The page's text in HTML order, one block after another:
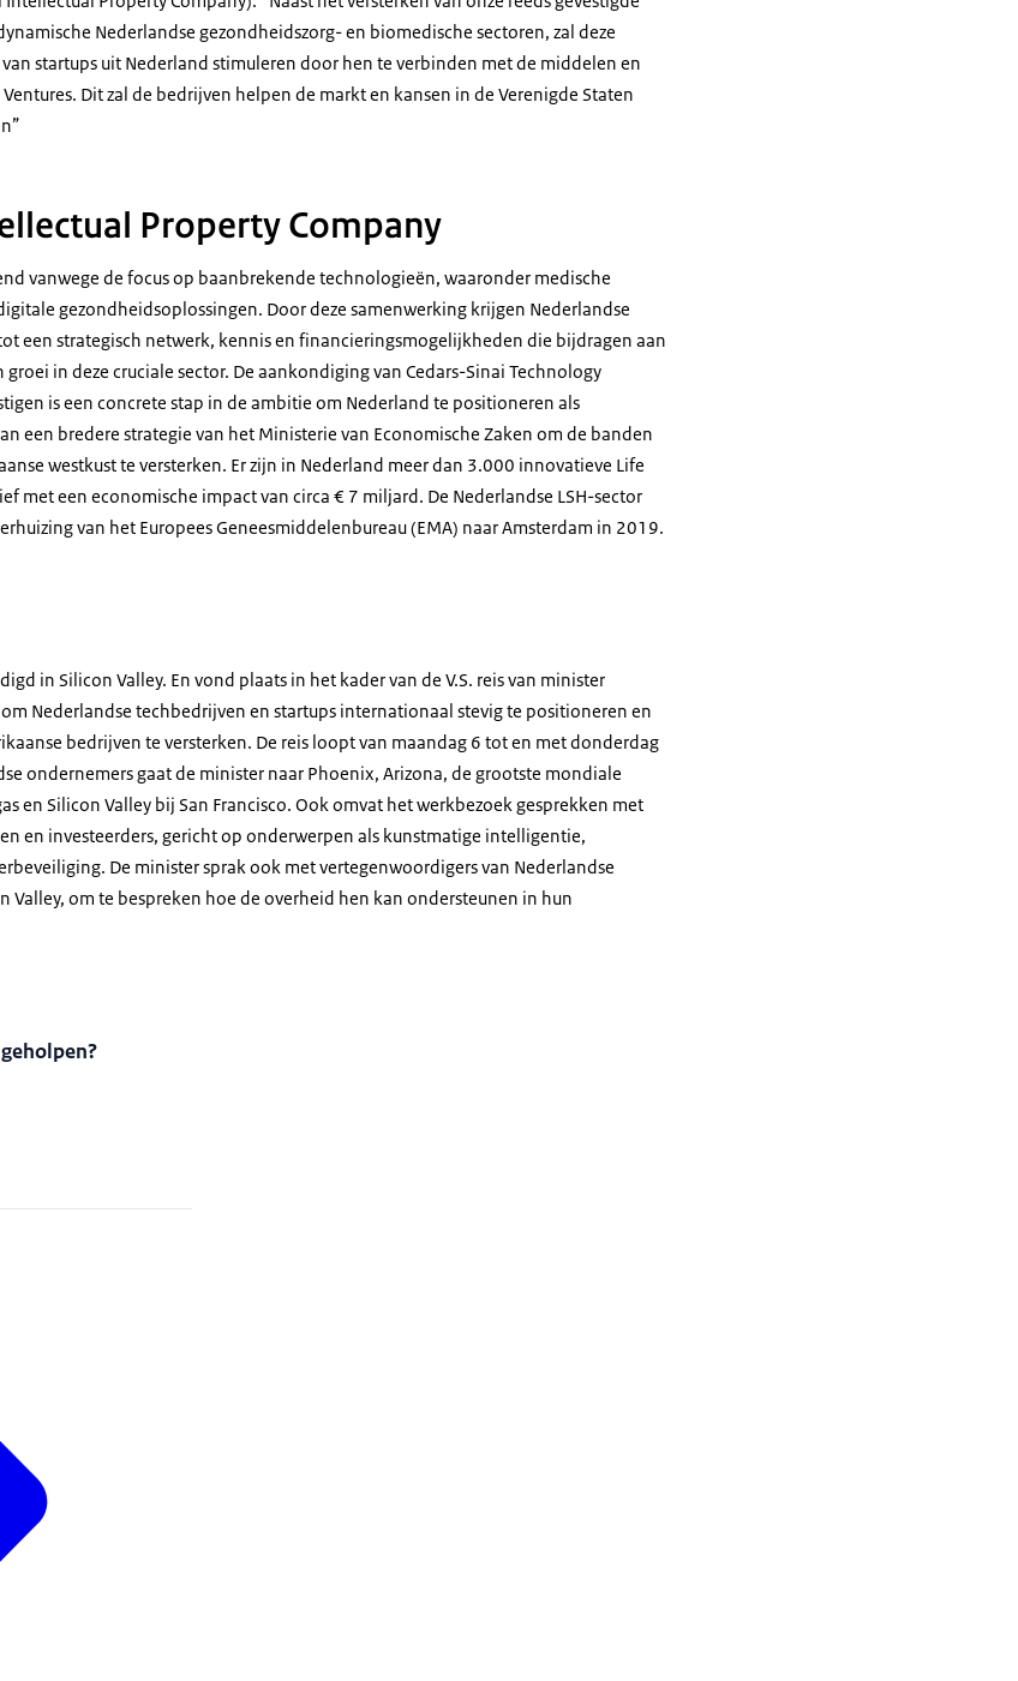
Nederlandse gezondheidszorg- en biomedische sectoren, zal deze
startups uit Nederland stimuleren door hen te verbinden met de middelen en
Dit zal de bedrijven helpen de markt en kansen in de Verenigde Staten
Property Company
vanwege de focus op baanbrekende technologieën, waaronder medische
gezondheidsoplossingen. Door deze samenwerking krijgen Nederlandse
een strategisch netwerk, kennis en financieringsmogelijkheden die bijdragen aan
in deze cruciale sector. De aankondiging van Cedars-Sinai Technology
is een concrete stap in de ambitie om Nederland te positioneren als
een bredere strategie van het Ministerie van Economische Zaken om de banden
westkust te versterken. Er zijn in Nederland meer dan 3.000 innovatieve Life
met een economische impact van circa € 7 miljard. De Nederlandse LSH-sector
van het Europees Geneesmiddelenbureau (EMA) naar Amsterdam in 2019.
in Silicon Valley. En vond plaats in het kader van de V.S. reis van minister
om Nederlandse techbedrijven en startups internationaal stevig te positioneren en
bedrijven te versterken. De reis loopt van maandag 6 tot en met donderdag
ondernemers gaat de minister naar Phoenix, Arizona, de grootste mondiale
en Silicon Valley bij San Francisco. Ook omvat het werkbezoek gesprekken met
en investeerders, gericht op onderwerpen als kunstmatige intelligentie,
De minister sprak ook met vertegenwoordigers van Nederlandse
Valley, om te bespreken hoe de overheid hen kan ondersteunen in hun